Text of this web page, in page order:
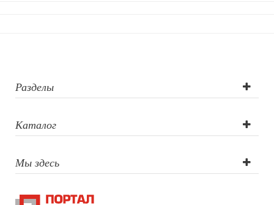
лазерная
гравировка,
тампопечать,
лазерная
Разделы
Каталог
Мы здесь